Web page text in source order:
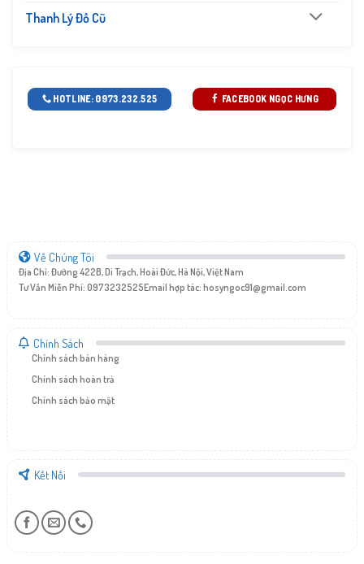
Thanh Lý Đồ Cũ
HOTLINE: 0973.232.525 FACEBOOK NGỌC HƯNG
Về Chúng Tôi
Địa Chỉ: Đường 422B, Di Trạch, Hoài Đức, Hà Nội, Việt Nam
Tư Vấn Miễn Phí: 0973232525Email hợp tác: hosyngoc91@gmail.com
Chính Sách
Chính sách bán hàng
Chính sách hoàn trả
Chính sách bảo mật
Kết Nối